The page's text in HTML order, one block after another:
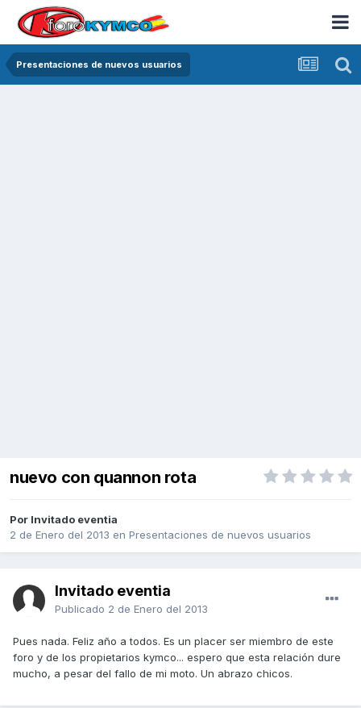
Presentaciones de nuevos usuarios
nuevo con quannon rota
Por Invitado eventia
2 de Enero del 2013 en Presentaciones de nuevos usuarios
Invitado eventia
Publicado 2 de Enero del 2013
Pues nada. Feliz año a todos. Es un placer ser miembro de este
foro y de los propietarios kymco... espero que esta relación dure
mucho, a pesar del fallo de mi moto. Un abrazo chicos.